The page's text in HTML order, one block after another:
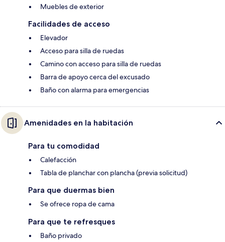
Muebles de exterior
Facilidades de acceso
Elevador
Acceso para silla de ruedas
Camino con acceso para silla de ruedas
Barra de apoyo cerca del excusado
Baño con alarma para emergencias
Amenidades en la habitación
Para tu comodidad
Calefacción
Tabla de planchar con plancha (previa solicitud)
Para que duermas bien
Se ofrece ropa de cama
Para que te refresques
Baño privado